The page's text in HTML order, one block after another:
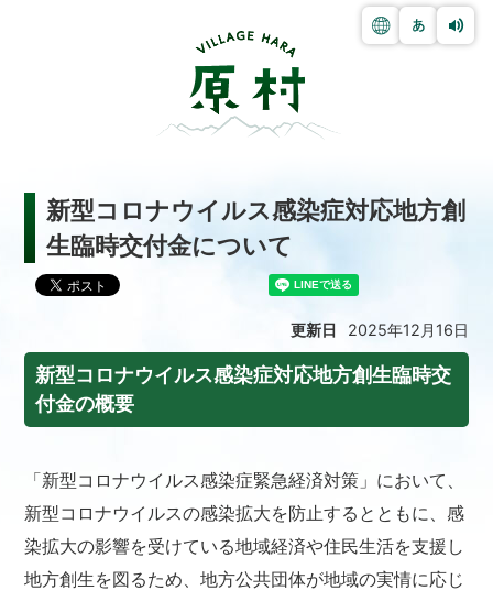
新型コロナウイルス感染症対応地方創
生臨時交付金について
更新日 2025年12月16日
新型コロナウイルス感染症対応地方創生臨時交
付金の概要
「新型コロナウイルス感染症緊急経済対策」において、
新型コロナウイルスの感染拡大を防止するとともに、感
染拡大の影響を受けている地域経済や住民生活を支援し
地方創生を図るため、地方公共団体が地域の実情に応じ